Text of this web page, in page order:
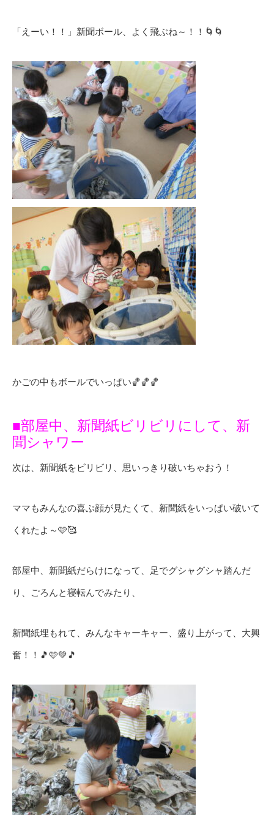
「えーい！！」新聞ボール、よく飛ぶね～！！🌀🌀
かごの中もボールでいっぱい🏀🏀🏀
■部屋中、新聞紙ビリビリにして、新
聞シャワー
次は、新聞紙をビリビリ、思いっきり破いちゃおう！
ママもみんなの喜ぶ顔が見たくて、新聞紙をいっぱい破いて
くれたよ～🩷🥰
部屋中、新聞紙だらけになって、足でグシャグシャ踏んだ
り、ごろんと寝転んでみたり、
新聞紙埋もれて、みんなキャーキャー、盛り上がって、大興
奮！！🎵🩷💚🎵